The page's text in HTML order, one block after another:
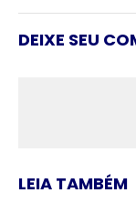
DEIXE SEU
LEIA TAMBÉM